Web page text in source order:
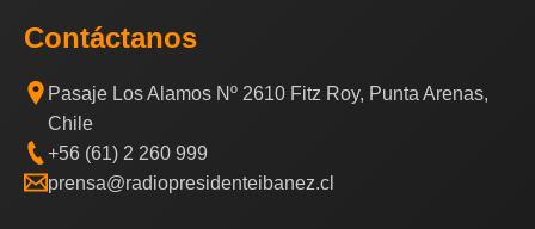
Contáctanos
Pasaje Los Alamos Nº 2610 Fitz Roy, Punta Arenas,
Chile
+56 (61) 2 260 999
prensa@radiopresidenteibanez.cl